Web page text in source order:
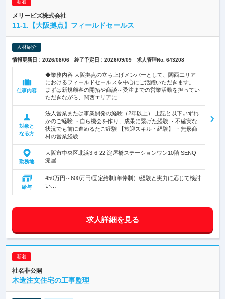
メリービズ株式会社
11-1.【大阪拠点】フィールドセールス
人材紹介
情報更新日：2026/08/06 終了予定日：2026/09/09 求人管理No. 643208
仕事内容
◆業務内容 大阪拠点の立ち上げメンバーとして、関西エリア
におけるフィールドセールスを中心にご活躍いただきます。
まずは新規顧客の開拓や商談～受注までの営業活動を担ってい
ただきながら、関西エリアに…
対象と
なる方
法人営業または事業開発の経験（2年以上） 上記と以下いずれ
かのご経験 ・自ら機会を作り、成果に繋げた経験 ・不確実な
状況でも前に進めるたご経験 【歓迎スキル・経験】 ・無形商
材の営業経験 …
勤務地
大阪市中央区北浜3-6-22 淀屋橋ステーションワン10階 SENQ
淀屋
給与
450万円～600万円/固定給制(年俸制）/経験と実力に応じて検討
い…
求人詳細を見る
社名非公開
木造注文住宅の工事監理